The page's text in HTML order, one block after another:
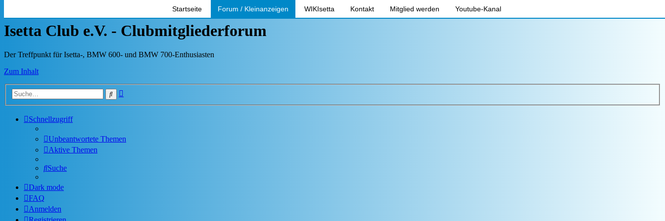
Startseite Forum / Kleinanzeigen WIKIsetta Kontakt Mitglied werden Youtube-Kanal
Isetta Club e.V. - Clubmitgliederforum
Der Treffpunkt für Isetta-, BMW 600- und BMW 700-Enthusiasten
Zum Inhalt
Suche
Schnellzugriff
Unbeantwortete Themen
Aktive Themen
Suche
Dark mode
FAQ
Anmelden